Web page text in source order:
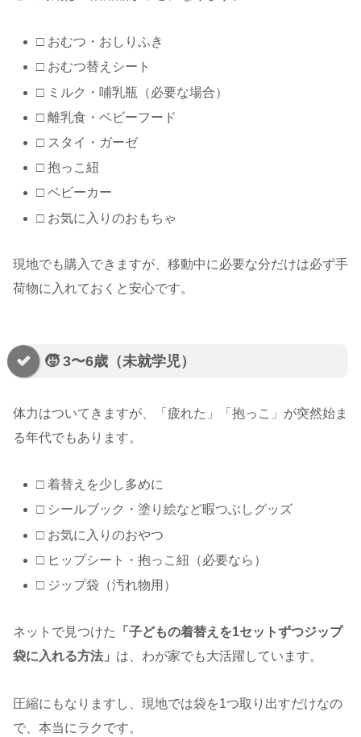
□ おむつ・おしりふき
□ おむつ替えシート
□ ミルク・哺乳瓶（必要な場合）
□ 離乳食・ベビーフード
□ スタイ・ガーゼ
□ 抱っこ紐
□ ベビーカー
□ お気に入りのおもちゃ
現地でも購入できますが、移動中に必要な分だけは必ず手
荷物に入れておくと安心です。
🧒 3〜6歳（未就学児）
体力はついてきますが、「疲れた」「抱っこ」が突然始ま
る年代でもあります。
□ 着替えを少し多めに
□ シールブック・塗り絵など暇つぶしグッズ
□ お気に入りのおやつ
□ ヒップシート・抱っこ紐（必要なら）
□ ジップ袋（汚れ物用）
ネットで見つけた
「子どもの着替えを1セットずつジップ
袋に入れる方法」 は、わが家でも大活躍しています。
圧縮にもなりますし、現地では袋を1つ取り出すだけなの
で、本当にラクです。